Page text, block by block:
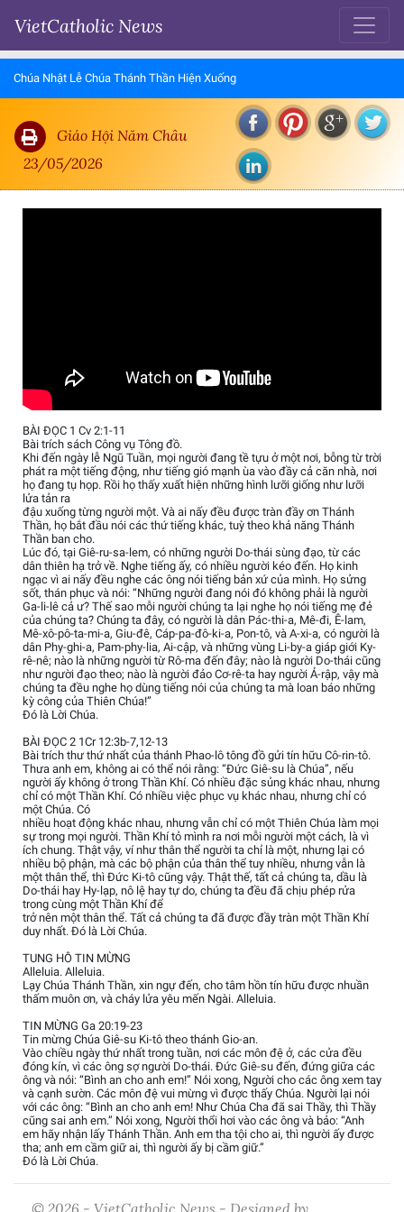
VietCatholic News
Chúa Nhật Lễ Chúa Thánh Thần Hiện Xuống
Giáo Hội Năm Châu
23/05/2026
BÀI ĐỌC 1 Cv 2:1-11
Bài trích sách Công vụ Tông đồ.
Khi đến ngày lễ Ngũ Tuần, mọi người đang tề tựu ở một nơi, bỗng từ trời
phát ra một tiếng động, như tiếng gió mạnh ùa vào đầy cả căn nhà, nơi
họ đang tụ họp. Rồi họ thấy xuất hiện những hình lưỡi giống như lưỡi
lửa tản ra
đậu xuống từng người một. Và ai nấy đều được tràn đầy ơn Thánh
Thần, họ bắt đầu nói các thứ tiếng khác, tuỳ theo khả năng Thánh
Thần ban cho.
Lúc đó, tại Giê-ru-sa-lem, có những người Do-thái sùng đạo, từ các
dân thiên hạ trở về. Nghe tiếng ấy, có nhiều người kéo đến. Họ kinh
ngạc vì ai nấy đều nghe các ông nói tiếng bản xứ của mình. Họ sửng
sốt, thán phục và nói: “Những người đang nói đó không phải là người
Ga-li-lê cả ư? Thế sao mỗi người chúng ta lại nghe họ nói tiếng mẹ đẻ
của chúng ta? Chúng ta đây, có người là dân Pác-thi-a, Mê-đi, Ê-lam,
Mê-xô-pô-ta-mi-a, Giu-đê, Cáp-pa-đô-ki-a, Pon-tô, và A-xi-a, có người là
dân Phy-ghi-a, Pam-phy-lia, Ai-cập, và những vùng Li-by-a giáp giới Ky-
rê-nê; nào là những người từ Rô-ma đến đây; nào là người Do-thái cũng
như người đạo theo; nào là người đảo Cơ-rê-ta hay người Ả-rập, vậy mà
chúng ta đều nghe họ dùng tiếng nói của chúng ta mà loan báo những
kỳ công của Thiên Chúa!”
Đó là Lời Chúa.
BÀI ĐỌC 2 1Cr 12:3b-7,12-13
Bài trích thư thứ nhất của thánh Phao-lô tông đồ gửi tín hữu Cô-rin-tô.
Thưa anh em, không ai có thể nói rằng: “Đức Giê-su là Chúa”, nếu
người ấy không ở trong Thần Khí. Có nhiều đặc sủng khác nhau, nhưng
chỉ có một Thần Khí. Có nhiều việc phục vụ khác nhau, nhưng chỉ có
một Chúa. Có
nhiều hoạt động khác nhau, nhưng vẫn chỉ có một Thiên Chúa làm mọi
sự trong mọi người. Thần Khí tỏ mình ra nơi mỗi người một cách, là vì
ích chung. Thật vậy, ví như thân thể người ta chỉ là một, nhưng lại có
nhiều bộ phận, mà các bộ phận của thân thể tuy nhiều, nhưng vẫn là
một thân thể, thì Đức Ki-tô cũng vậy. Thật thế, tất cả chúng ta, dầu là
Do-thái hay Hy-lạp, nô lệ hay tự do, chúng ta đều đã chịu phép rửa
trong cùng một Thần Khí để
trở nên một thân thể. Tất cả chúng ta đã được đầy tràn một Thần Khí
duy nhất. Đó là Lời Chúa.
TUNG HÔ TIN MỪNG
Alleluia. Alleluia.
Lạy Chúa Thánh Thần, xin ngự đến, cho tâm hồn tín hữu được nhuần
thấm muôn ơn, và cháy lửa yêu mến Ngài. Alleluia.
TIN MỪNG Ga 20:19-23
Tin mừng Chúa Giê-su Ki-tô theo thánh Gio-an.
Vào chiều ngày thứ nhất trong tuần, nơi các môn đệ ở, các cửa đều
đóng kín, vì các ông sợ người Do-thái. Đức Giê-su đến, đứng giữa các
ông và nói: “Bình an cho anh em!” Nói xong, Người cho các ông xem tay
và cạnh sườn. Các môn đệ vui mừng vì được thấy Chúa. Người lại nói
với các ông: “Bình an cho anh em! Như Chúa Cha đã sai Thầy, thì Thầy
cũng sai anh em.” Nói xong, Người thổi hơi vào các ông và bảo: “Anh
em hãy nhận lấy Thánh Thần. Anh em tha tội cho ai, thì người ấy được
tha; anh em cầm giữ ai, thì người ấy bị cầm giữ.”
Đó là Lời Chúa.
© 2026 - VietCatholic News - Designed by